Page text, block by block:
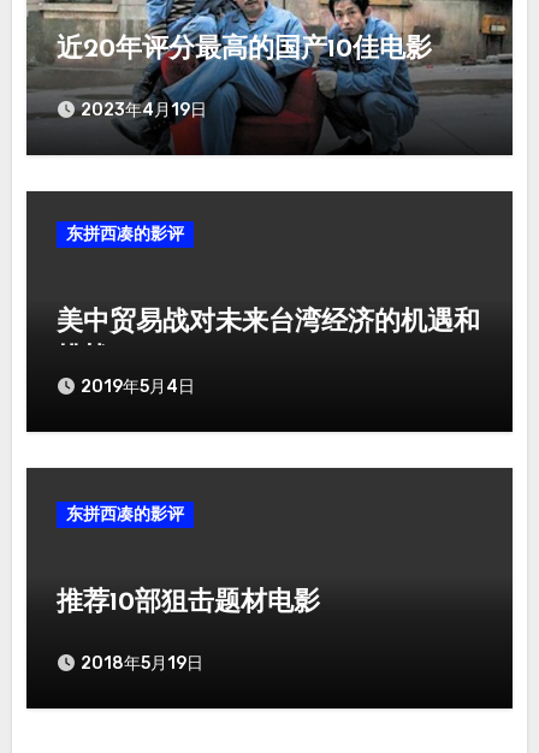
近20年评分最高的国产10佳电影
2023年4月19日
东拼西凑的影评
美中贸易战对未来台湾经济的机遇和
2019年5月4日
东拼西凑的影评
推荐10部狙击题材电影
2018年5月19日